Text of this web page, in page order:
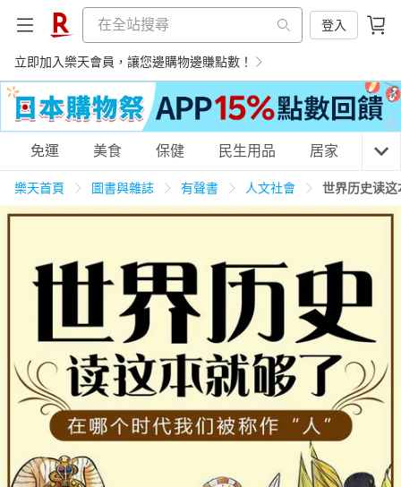
登入
立即加入樂天會員，讓您邊購物邊賺點數！
購物網分類
3C家電 運動休閒 親子玩具
女裝 男裝 化妝保養 情趣用品
日本購物
免運 美食 保健 民生用品 居家 3C
樂天首頁 圖書與雜誌 有聲書 人文社會 世界历史读